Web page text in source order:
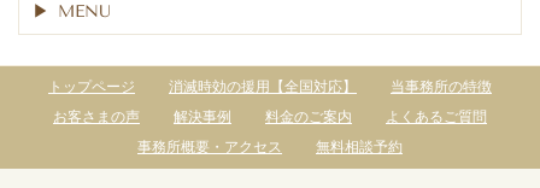
MENU
トップページ 消滅時効の援用【全国対応】
当事務所の特徴
お客さまの声
解決事例 料金のご案内
よくあるご質問
事務所概要・アクセス
無料相談予約